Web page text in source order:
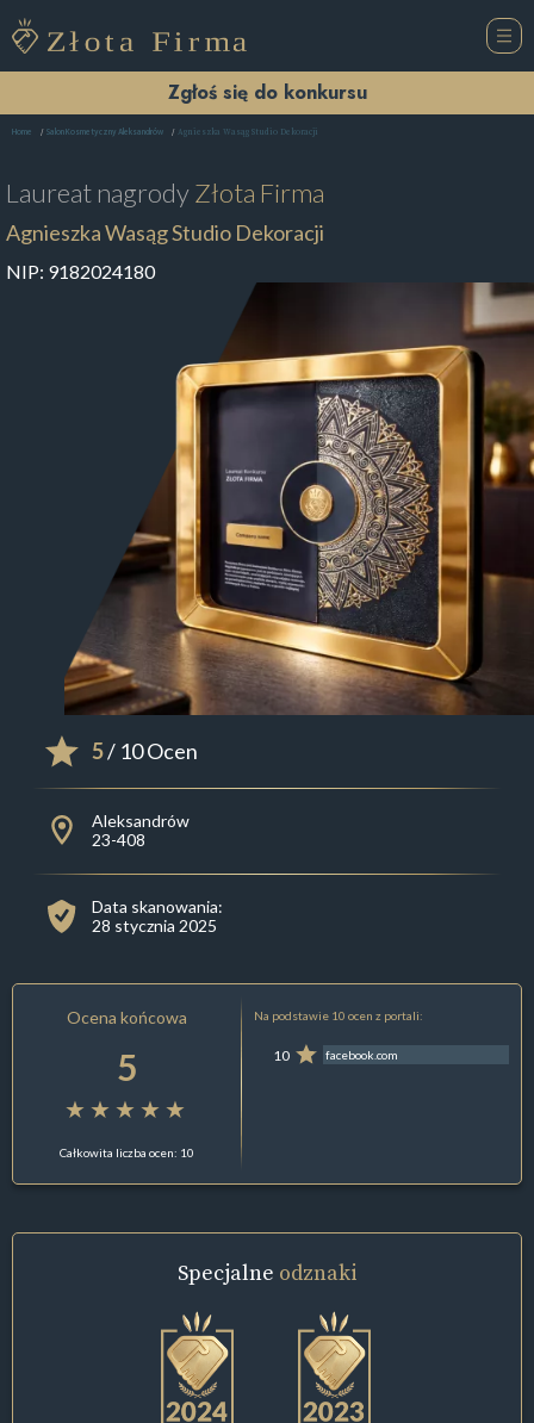
Zgłoś się do konkursu
Home Salon Kosmetyczny Aleksandrów Agnieszka Wasąg Studio Dekoracji
Laureat nagrodyZłota Firma
Agnieszka Wasąg Studio Dekoracji
NIP: 9182024180
5/ 10 Ocen
Aleksandrów
23-408
Data skanowania:
28 stycznia 2025
Ocena końcowa
5
Całkowita liczba ocen: 10
Na podstawie 10 ocen z portali:
10 facebook.com
Specjalne odznaki